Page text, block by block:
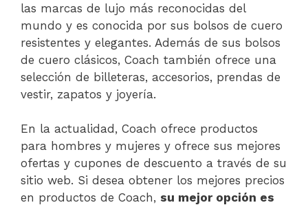
las marcas de lujo más reconocidas del
mundo y es conocida por sus bolsos de cuero
resistentes y elegantes. Además de sus bolsos
de cuero clásicos, Coach también ofrece una
selección de billeteras, accesorios, prendas de
vestir, zapatos y joyería.
En la actualidad, Coach ofrece productos
para hombres y mujeres y ofrece sus mejores
ofertas y cupones de descuento a través de su
sitio web. Si desea obtener los mejores precios
en productos de Coach, su mejor opción es